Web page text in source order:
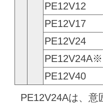
PE12V12
PE12V17
PE12V24
PE12V24A※
PE12V40
PE12V24Aは、意